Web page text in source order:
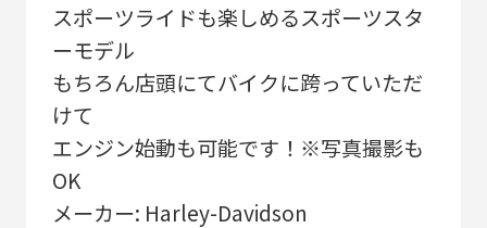
スポーツライドも楽しめるスポーツスタ
ーモデル
もちろん店頭にてバイクに跨っていただ
けて
エンジン始動も可能です！※写真撮影も
OK
メーカー: Harley-Davidson